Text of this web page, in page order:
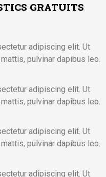
GRATUITS
adipiscing elit. Ut
pulvinar dapibus leo.
adipiscing elit. Ut
pulvinar dapibus leo.
adipiscing elit. Ut
pulvinar dapibus leo.
adipiscing elit. Ut